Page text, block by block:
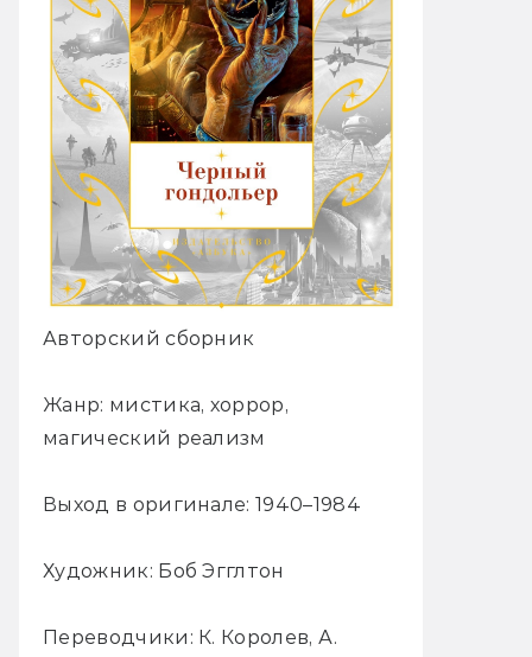
Авторский сборник
Жанр: мистика, хоррор,
магический реализм
Выход в оригинале: 1940–1984
Художник: Боб Эгглтон
Переводчики: К. Королев, А.